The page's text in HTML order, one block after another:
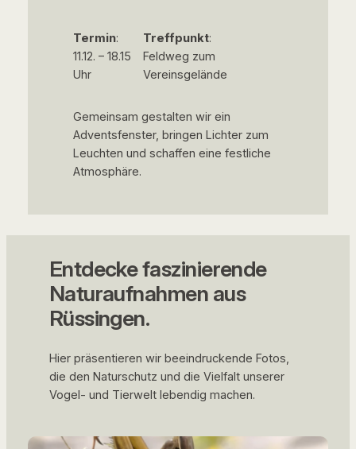
Termin:
11.12. – 18.15
Uhr
Treffpunkt:
Feldweg zum
Vereinsgelände
Gemeinsam gestalten wir ein
Adventsfenster, bringen Lichter zum
Leuchten und schaffen eine festliche
Atmosphäre.
Entdecke faszinierende
Naturaufnahmen aus
Rüssingen.
Hier präsentieren wir beeindruckende Fotos,
die den Naturschutz und die Vielfalt unserer
Vogel- und Tierwelt lebendig machen.